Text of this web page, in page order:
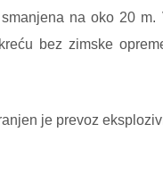
na oko 20
bez zimske
je prevoz